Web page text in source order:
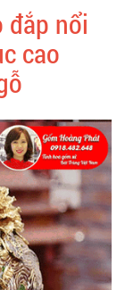
đắp nổi
cao